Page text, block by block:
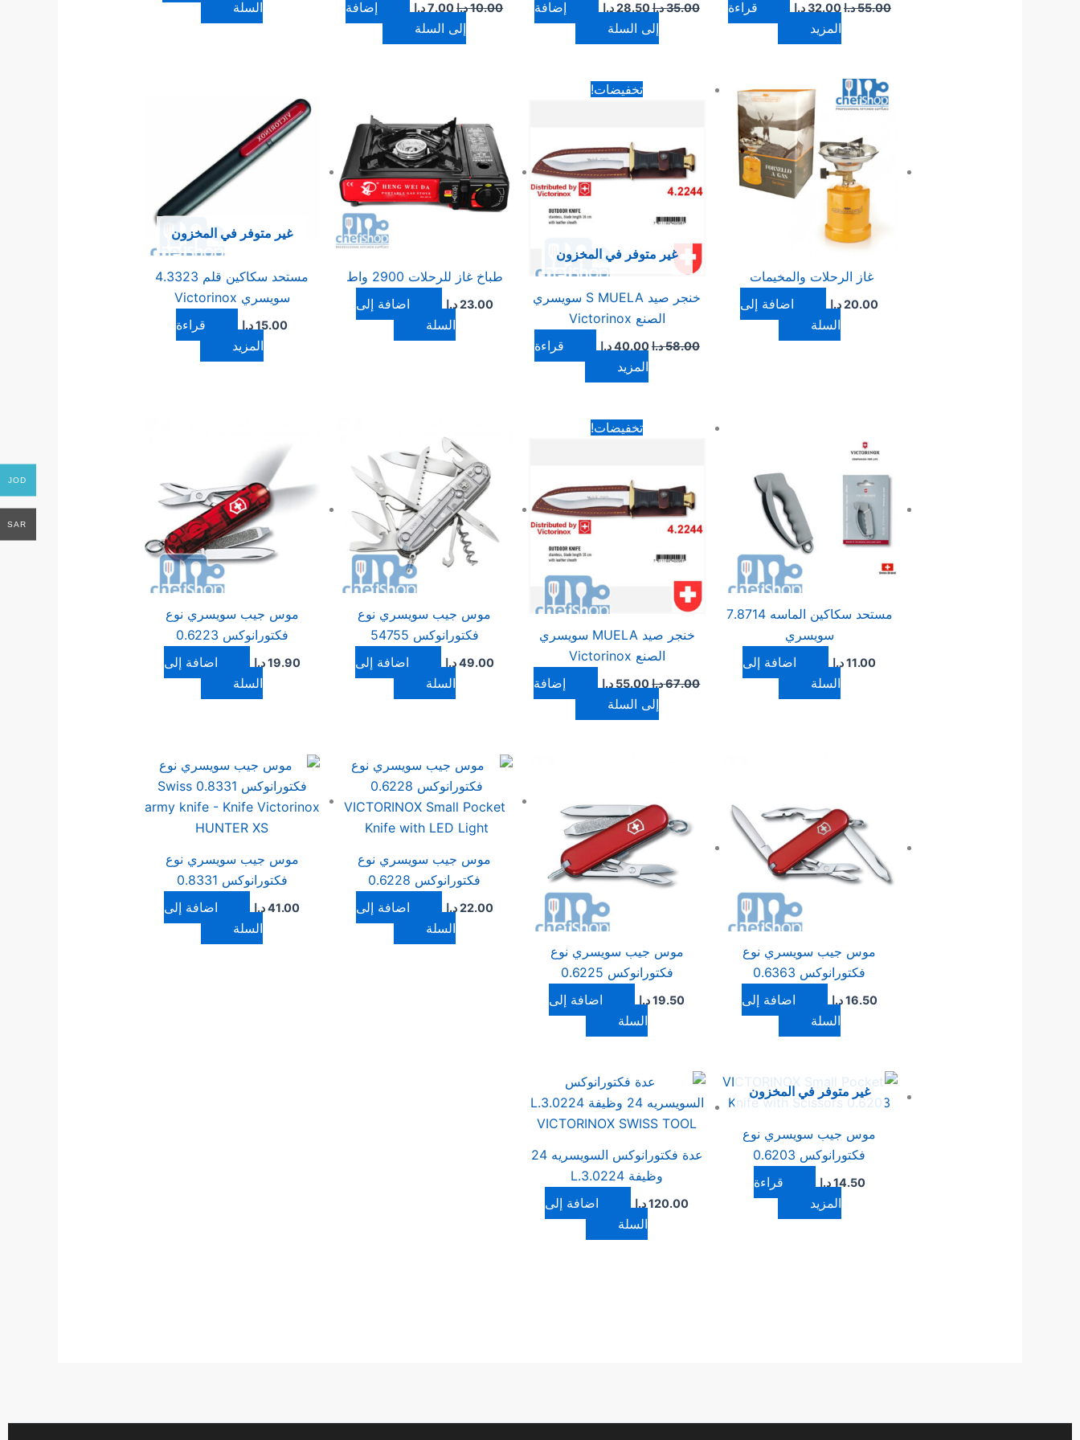
55.00د.ا32.00د.ا
قراءة
المزيد
35.00د.ا28.50د.ا
إضافة
إلى السلة
10.00د.ا7.00د.ا
إضافة
إلى السلة
السلة
غاز الرحلات والمخيمات
20.00 د.ا
إضافة إلى
السلة
تخفيضات!
غير متوفر في المخزون
خنجر صيد S MUELA سويسري
الصنع Victorinox
58.00د.ا
السعر
الأصلي
40.00د.ا
السعر
الحالي
قراءة
المزيد
طباخ غاز للرحلات 2900 واط
23.00د.ا
إضافة إلى
السلة
غير متوفر في المخزون
مستحد سكاكين قلم 4.3323
سويسري Victorinox
15.00د.ا
قراءة
المزيد
مستحد سكاكين الماسه 7.8714
سويسري
11.00 د.ا
إضافة إلى
السلة
تخفيضات!
خنجر صيد MUELA سويسري
الصنع Victorinox
67.00د.ا
السعر
الأصلي
55.00 د.ا
السعر
الحالي
إضافة
إلى السلة
موس جيب سويسري نوع
فكتورانوكس 54755
49.00د.ا
إضافة إلى
السلة
موس جيب سويسري نوع
فكتورانوكس 0.6223
19.90 د.ا
إضافة إلى
السلة
موس جيب سويسري نوع
فكتورانوكس 0.6363
16.50د.ا
إضافة إلى
السلة
موس جيب سويسري نوع
فكتورانوكس 0.6225
19.50د.ا
إضافة إلى
السلة
موس جيب سويسري نوع
فكتورانوكس 0.6228
22.00د.ا
إضافة إلى
السلة
موس جيب سويسري نوع
فكتورانوكس 0.8331
41.00د.ا
إضافة إلى
السلة
غير متوفر في المخزون
موس جيب سويسري نوع
فكتورانوكس 0.6203
14.50د.ا
قراءة
المزيد
عدة فكتورانوكس السويسريه 24
وظيفة 3.0224.L
120.00د.ا
إضافة إلى
السلة
JOD
SAR